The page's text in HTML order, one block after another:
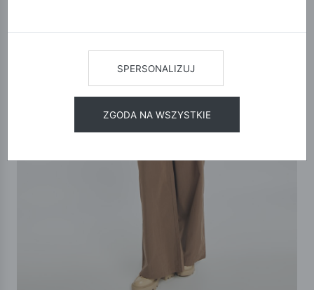
SPERSONALIZUJ
ZGODA NA WSZYSTKIE